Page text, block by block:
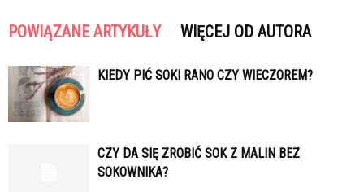
POWIĄZANE ARTYKUŁY WIĘCEJ OD AUTORA
KIEDY PIĆ SOKI RANO CZY WIECZOREM?
CZY DA SIĘ ZROBIĆ SOK Z MALIN BEZ
SOKOWNIKA?